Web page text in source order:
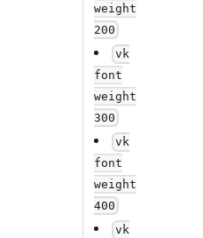
weight
200
vk
font
weight
300
vk
font
weight
400
vk